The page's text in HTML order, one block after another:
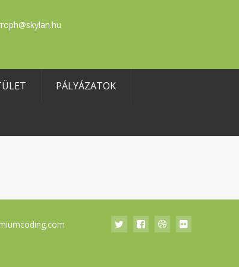
PÁLYÁZATOK